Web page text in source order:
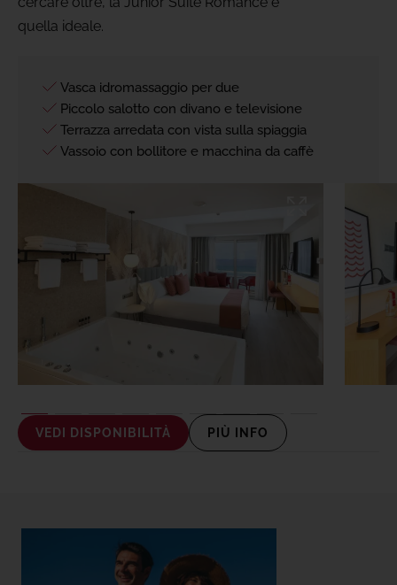
quella ideale.
Vasca idromassaggio per due
Piccolo salotto con divano e televisione
Terrazza arredata con vista sulla spiaggia
Vassoio con bollitore e macchina da caffè
VEDI DISPONIBILITÀ PIÙ INFO